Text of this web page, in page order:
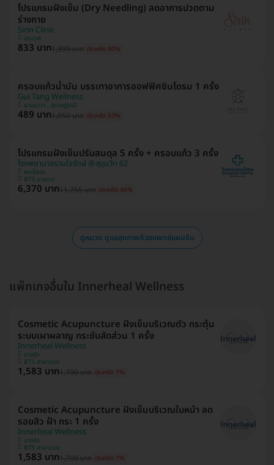
โปรแกรมฝังเข็ม (Dry Needling) ลดอาการปวดตาม
ร่างกาย
Sirin Clinic
ประเวศ
833 บาท1,399 บาท ประหยัด 40%
ครอบแก้วน้ำมัน บรรเทาอาการออฟฟิศซินโดรม 1 ครั้ง
Gui Tang Wellness
ยานนาวา , สุราษฎ์ธานี
489 บาท1,050 บาท ประหยัด 53%
โปรแกรมฝังเข็มปรับสมดุล 5 ครั้ง + ครอบแก้ว 3 ครั้ง
โรงพยาบาลรวมใจรักษ์ @สุขุมวิท 62
พระโขนง
BTS บางจาก
6,370 บาท11,755 บาท ประหยัด 46%
ดูหมวด ดูแลสุขภาพด้วยแพทย์แผนจีน
แพ็กเกจอื่นใน Innerheal Wellness
Cosmetic Acupuncture ฝังเข็มบริเวณตัว กระตุ้น
ระบบเผาผลาญ กระชับสัดส่วน 1 ครั้ง
Innerheal Wellness
บางรัก
BTS ศาลาแดง
1,583 บาท1,700 บาท ประหยัด 7%
Cosmetic Acupuncture ฝังเข็มบริเวณใบหน้า ลด
รอยสิว ฝ้า กระ 1 ครั้ง
Innerheal Wellness
บางรัก
BTS ศาลาแดง
1,583 บาท1,700 บาท ประหยัด 7%